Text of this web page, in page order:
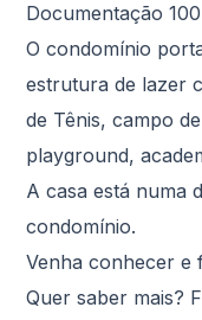
Documentação
O condomínio
estrutura de lazer
de Tênis, campo
playground,
A casa está numa
condomínio.
Venha conhecer e
Quer saber mais?